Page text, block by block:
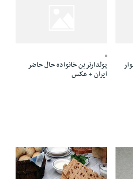
پولدارنرین خانواده حال حاضر
ایران + عکس